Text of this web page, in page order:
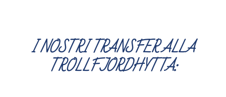
I NOSTRI TRANSFER ALLA
TROLLFJORDHYTTA: